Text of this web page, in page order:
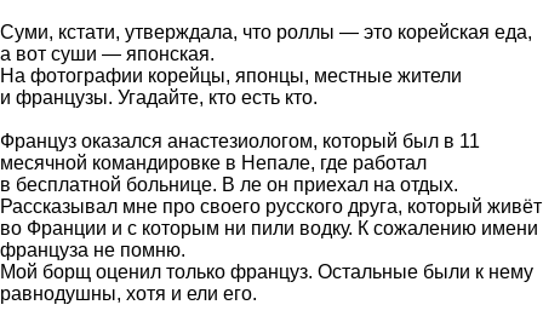
Суми, кстати, утверждала, что роллы — это корейская еда,
а вот суши — японская.
На фотографии корейцы, японцы, местные жители
и французы. Угадайте, кто есть кто.
Француз оказался анастезиологом, который был в 11
месячной командировке в Непале, где работал
в бесплатной больнице. В ле он приехал на отдых.
Рассказывал мне про своего русского друга, который живёт
во Франции и с которым ни пили водку. К сожалению имени
француза не помню.
Мой борщ оценил только француз. Остальные были к нему
равнодушны, хотя и ели его.